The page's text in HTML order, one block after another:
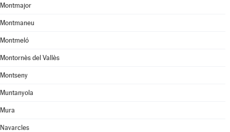
Montmajor
Montmaneu
Montmeló
Montornès del Vallès
Montseny
Muntanyola
Mura
Navarcles